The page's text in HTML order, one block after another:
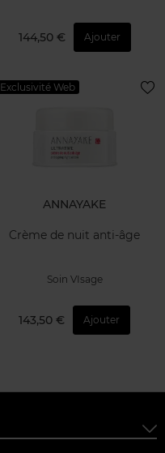
144,50 € Ajouter
Exclusivité Web
ANNAYAKE
Crème de nuit anti-âge
Soin VIsage
143,50 € Ajouter